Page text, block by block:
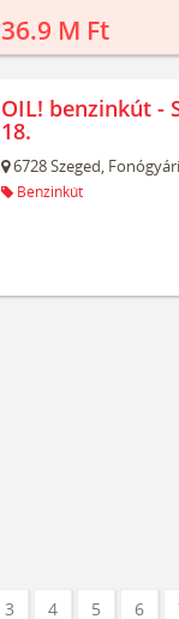
36.9 M Ft
OIL! benzinkút -
18.
6728Szeged,
Benzinkút
3 4 5 6